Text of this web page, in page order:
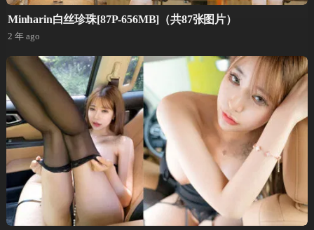
Minharin白丝珍珠[87P-656MB]（共87张图片）
2 年 ago